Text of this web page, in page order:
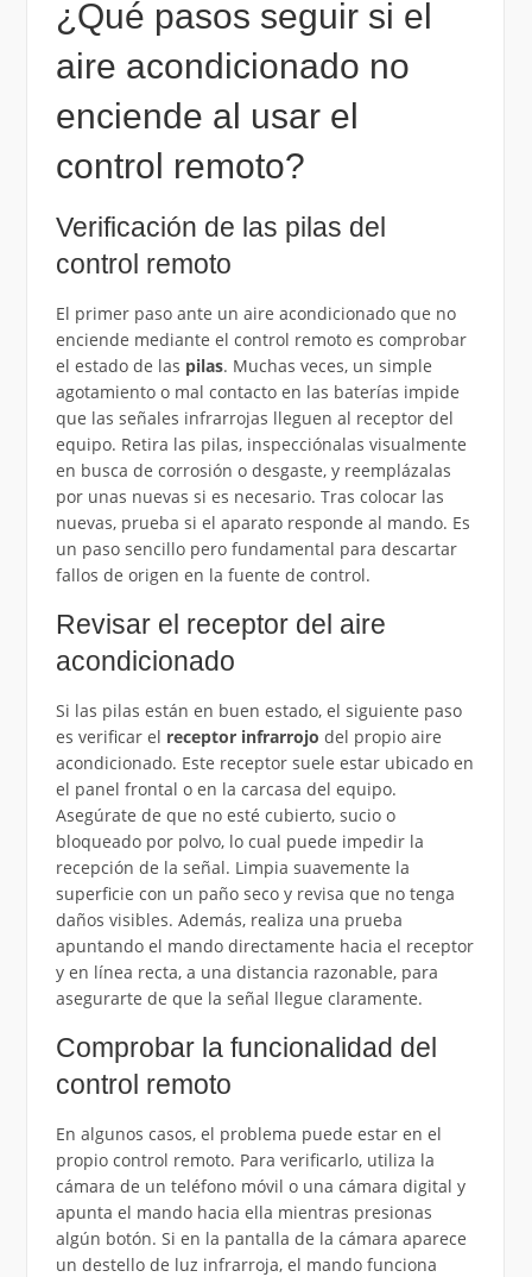
¿Qué pasos seguir si el
aire acondicionado no
enciende al usar el
control remoto?
Verificación de las pilas del
control remoto
El primer paso ante un aire acondicionado que no
enciende mediante el control remoto es comprobar
el estado de las pilas. Muchas veces, un simple
agotamiento o mal contacto en las baterías impide
que las señales infrarrojas lleguen al receptor del
equipo. Retira las pilas, inspecciónalas visualmente
en busca de corrosión o desgaste, y reemplázalas
por unas nuevas si es necesario. Tras colocar las
nuevas, prueba si el aparato responde al mando. Es
un paso sencillo pero fundamental para descartar
fallos de origen en la fuente de control.
Revisar el receptor del aire
acondicionado
Si las pilas están en buen estado, el siguiente paso
es verificar el receptor infrarrojo del propio aire
acondicionado. Este receptor suele estar ubicado en
el panel frontal o en la carcasa del equipo.
Asegúrate de que no esté cubierto, sucio o
bloqueado por polvo, lo cual puede impedir la
recepción de la señal. Limpia suavemente la
superficie con un paño seco y revisa que no tenga
daños visibles. Además, realiza una prueba
apuntando el mando directamente hacia el receptor
y en línea recta, a una distancia razonable, para
asegurarte de que la señal llegue claramente.
Comprobar la funcionalidad del
control remoto
En algunos casos, el problema puede estar en el
propio control remoto. Para verificarlo, utiliza la
cámara de un teléfono móvil o una cámara digital y
apunta el mando hacia ella mientras presionas
algún botón. Si en la pantalla de la cámara aparece
un destello de luz infrarroja, el mando funciona